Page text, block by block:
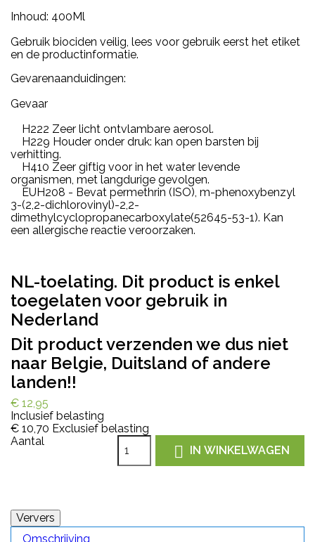
Inhoud: 400Ml
Gebruik biociden veilig, lees voor gebruik eerst het etiket
en de productinformatie.
Gevarenaanduidingen:
Gevaar
H222 Zeer licht ontvlambare aerosol.
H229 Houder onder druk: kan open barsten bij
verhitting.
H410 Zeer giftig voor in het water levende
organismen, met langdurige gevolgen.
EUH208 - Bevat permethrin (ISO), m-phenoxybenzyl
3-(2,2-dichlorovinyl)-2,2-
dimethylcyclopropanecarboxylate(52645-53-1). Kan
een allergische reactie veroorzaken.
NL-toelating. Dit product is enkel
toegelaten voor gebruik in
Nederland
Dit product verzenden we dus niet
naar Belgie, Duitsland of andere
landen!!
€ 12,95
Inclusief belasting
€ 10,70 Exclusief belasting
Aantal
 IN WINKELWAGEN
Omschrijving